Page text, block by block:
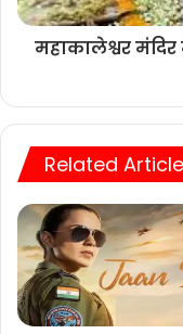
महाकालेश्वर
Related